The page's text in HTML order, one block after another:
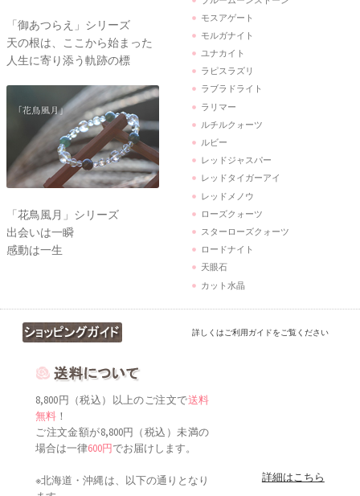
「御あつらえ」シリーズ
天の根は、ここから始まった
人生に寄り添う軌跡の標
「花鳥風月」シリーズ
出会いは一瞬
感動は一生
モスアゲート
モルガナイト
ユナカイト
ラピスラズリ
ラブラドライト
ラリマー
ルチルクォーツ
ルビー
レッドジャスパー
レッドタイガーアイ
レッドメノウ
ローズクォーツ
スターローズクォーツ
ロードナイト
天眼石
カット水晶
詳しくはご利用ガイドをご覧ください
8,800円（税込）以上のご注文で送料
無料 ！
ご注文金額が8,800円（税込）未満の
場合は一律600円でお届けします。
※北海道・沖縄は、以下の通りとなり
詳細はこちら